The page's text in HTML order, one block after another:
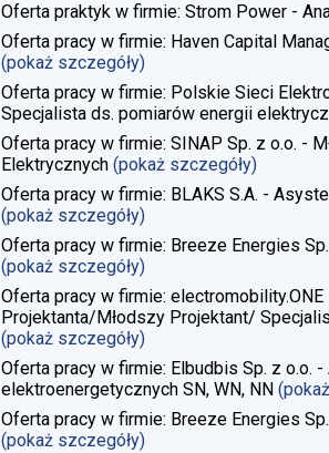
Oferta praktyk w firmie: Strom Power -
Oferta pracy w firmie: Haven Capital
(pokaż szczegóły)
Oferta pracy w firmie: Polskie Sieci
Specjalista ds. pomiarów energii
Oferta pracy w firmie: SINAP Sp. z o.o. -
Elektrycznych (pokaż szczegóły)
Oferta pracy w firmie: BLAKS S.A. -
(pokaż szczegóły)
Oferta pracy w firmie: Breeze Energies
(pokaż szczegóły)
Oferta pracy w firmie:
Projektanta/Młodszy Projektant/
(pokaż szczegóły)
Oferta pracy w firmie: Elbudbis Sp. z
elektroenergetycznych SN, WN, NN
Oferta pracy w firmie: Breeze Energies
(pokaż szczegóły)